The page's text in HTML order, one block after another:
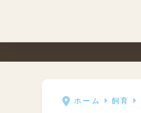
ホーム 飼育